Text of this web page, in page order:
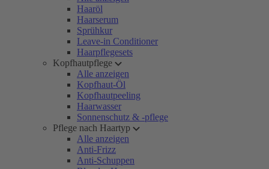
Haaröl
Haarserum
Sprühkur
Leave-in Conditioner
Haarpflegesets
Kopfhautpflege
Alle anzeigen
Kopfhaut-Öl
Kopfhautpeeling
Haarwasser
Sonnenschutz & -pflege
Pflege nach Haartyp
Alle anzeigen
Anti-Frizz
Anti-Schuppen